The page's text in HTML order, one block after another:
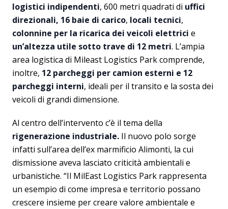
logistici indipendenti, 600 metri quadrati di uffici
direzionali, 16 baie di carico, locali tecnici,
colonnine per la ricarica dei veicoli elettrici e
un’altezza utile sotto trave di 12 metri. L’ampia
area logistica di Mileast Logistics Park comprende,
inoltre, 12 parcheggi per camion esterni e 12
parcheggi interni, ideali per il transito e la sosta dei
veicoli di grandi dimensione.
Al centro dell’intervento c’è il tema della
rigenerazione industriale. Il nuovo polo sorge
infatti sull’area dell’ex marmificio Alimonti, la cui
dismissione aveva lasciato criticità ambientali e
urbanistiche. “Il MilEast Logistics Park rappresenta
un esempio di come impresa e territorio possano
crescere insieme per creare valore ambientale e